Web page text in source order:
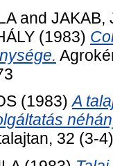
and JAKAB,
(1983)
(1983)A
32 (3-